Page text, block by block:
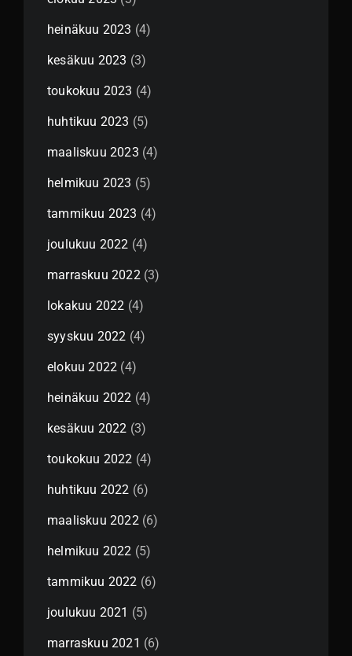
heinäkuu 2023 (4)
kesäkuu 2023 (3)
toukokuu 2023 (4)
huhtikuu 2023 (5)
maaliskuu 2023 (4)
helmikuu 2023 (5)
tammikuu 2023 (4)
joulukuu 2022 (4)
marraskuu 2022(3)
lokakuu 2022 (4)
syyskuu 2022 (4)
elokuu 2022 (4)
heinäkuu 2022 (4)
kesäkuu 2022 (3)
toukokuu 2022 (4)
huhtikuu 2022 (6)
maaliskuu 2022(6)
helmikuu 2022 (5)
tammikuu 2022 (6)
joulukuu 2021 (5)
marraskuu 2021 (6)